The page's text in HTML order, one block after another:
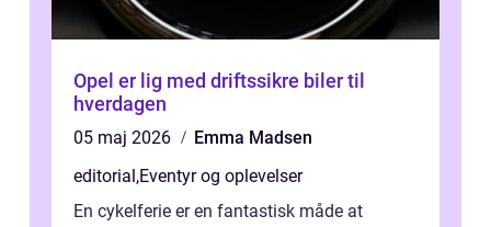
Opel er lig med driftssikre biler til
hverdagen
05 maj 2026
Emma Madsen
editorial,Eventyr og oplevelser
En cykelferie er en fantastisk måde at